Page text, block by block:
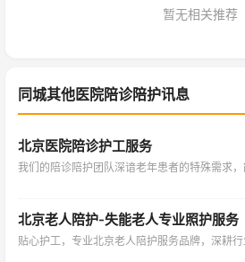
暂无相关推荐
同城其他医院陪诊陪护讯息
北京医院陪诊护工服务
我们的陪诊陪护团队深谙老年患者的特殊需求
北京老人陪护-失能老人专业照护服务
贴心护工，专业北京老人陪护服务品牌，深耕